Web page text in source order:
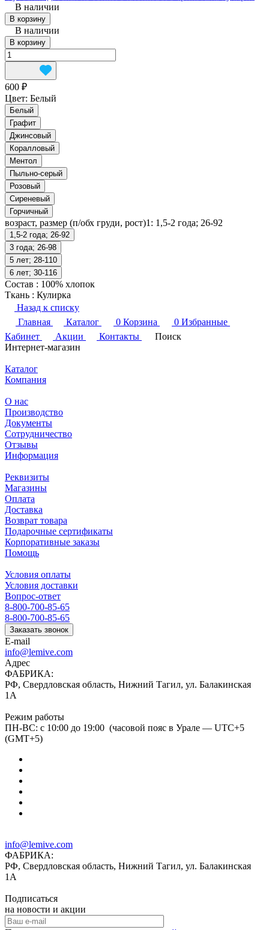
В наличии
В корзину
В наличии
В корзину
600 ₽
Цвет: Белый
Белый
Графит
Джинсовый
Коралловый
Ментол
Пыльно-серый
Розовый
Сиреневый
Горчичный
возраст, размер (п/обх груди, рост)1: 1,5-2 года; 26-92
1,5-2 года; 26-92
3 года; 26-98
5 лет; 28-110
6 лет; 30-116
Состав : 100% хлопок
Ткань : Кулирка
Назад к списку
Главная
Каталог 0 Корзина 0 Избранные
Кабинет
Акции Контакты
Поиск
Интернет-магазин
Каталог
Компания
О нас
Производство
Документы
Сотрудничество
Отзывы
Информация
Реквизиты
Магазины
Оплата
Доставка
Возврат товара
Подарочные сертификаты
Корпоративные заказы
Помощь
Условия оплаты
Условия доставки
Вопрос-ответ
8-800-700-85-65
8-800-700-85-65
Заказать звонок
E-mail
info@lemive.com
Адрес
ФАБРИКА:
РФ, Свердловская область, Нижний Тагил, ул. Балакинская
1А
Режим работы
ПН-ВС: с 10:00 до 19:00 (часовой пояс в Урале — UTC+5
(GMT+5)
info@lemive.com
ФАБРИКА:
РФ, Свердловская область, Нижний Тагил, ул. Балакинская
1А
Подписаться
на новости и акции